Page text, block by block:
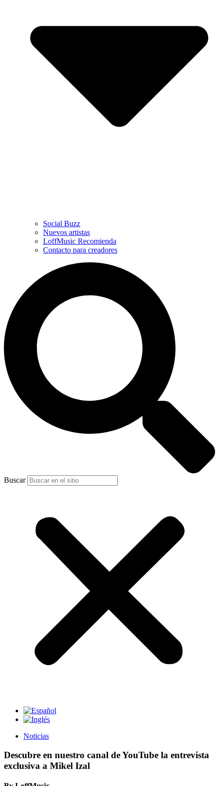
Social Buzz
Nuevos artistas
LoffMusic Recomienda
Contacto para creadores
Buscar
Noticias
Descubre en nuestro canal de YouTube la entrevista
exclusiva a Mikel Izal